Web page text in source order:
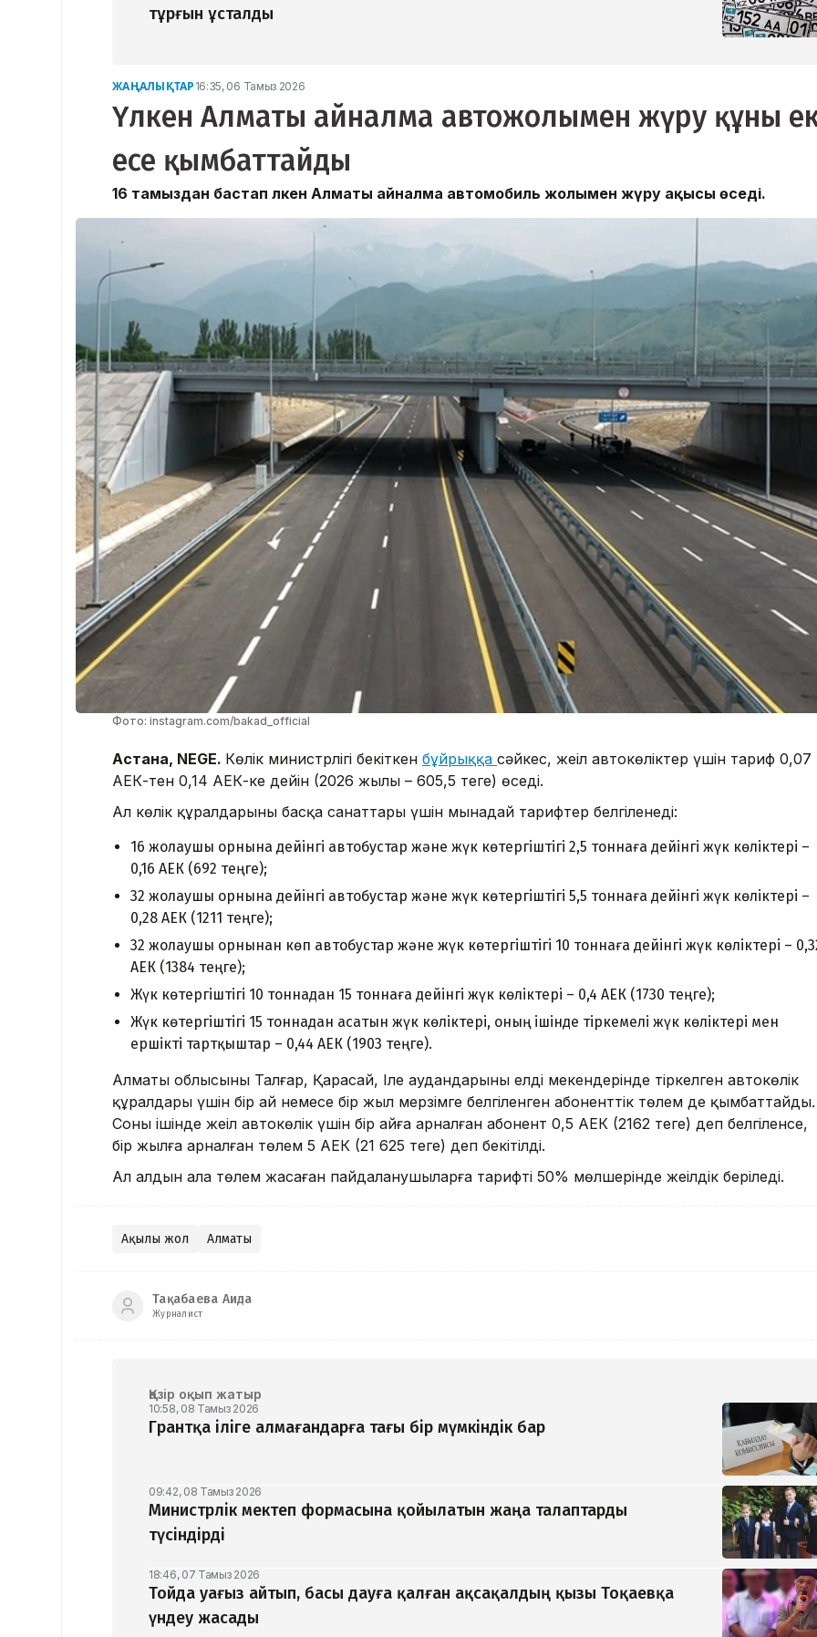
тұрғын ұсталды
ЖАҢАЛЫҚТАР 16:35, 06 Тамыз 2026
Үлкен Алматы айналма автожолымен жүру құны
есе қымбаттайды
16 тамыздан бастап Үлкен Алматы айналма автомобиль жолымен жүру ақысы өседі.
Фото: instagram.com/bakad_official
Астана, NEGE. Көлік министрлігі бекіткен бұйрыққа сәйкес, жеңіл автокөліктер үшін тариф 0,07
АЕК-тен 0,14 АЕК-ке дейін (2026 жылы – 605,5 теңге) өседі.
Ал көлік құралдарының басқа санаттары үшін мынадай тарифтер белгіленеді:
16 жолаушы орнына дейінгі автобустар және жүк көтергіштігі 2,5 тоннаға дейінгі жүк көліктері –
0,16 АЕК (692 теңге);
32 жолаушы орнына дейінгі автобустар және жүк көтергіштігі 5,5 тоннаға дейінгі жүк көліктері –
0,28 АЕК (1211 теңге);
32 жолаушы орнынан көп автобустар және жүк көтергіштігі 10 тоннаға дейінгі жүк көліктері –
АЕК (1384 теңге);
Жүк көтергіштігі 10 тоннадан 15 тоннаға дейінгі жүк көліктері – 0,4 АЕК (1730 теңге);
Жүк көтергіштігі 15 тоннадан асатын жүк көліктері, оның ішінде тіркемелі жүк көліктері мен
ершікті тартқыштар – 0,44 АЕК (1903 теңге).
Алматы облысының Талғар, Қарасай, Іле аудандарының елді мекендерінде тіркелген автокөлік
құралдары үшін бір ай немесе бір жыл мерзімге белгіленген абоненттік төлем де қымбаттайды.
Соның ішінде жеңіл автокөлік үшін бір айға арналған абонент 0,5 АЕК (2162 теңге) деп белгіленсе,
бір жылға арналған төлем 5 АЕК (21 625 теңге) деп бекітілді.
Ал алдын ала төлем жасаған пайдаланушыларға тарифтің 50% мөлшерінде жеңілдік беріледі.
Ақылы жол Алматы
Тақабаева Аида
Журналист
Қазір оқып жатыр
10:58, 08 Тамыз 2026
Грантқа іліге алмағандарға тағы бір мүмкіндік бар
09:42, 08 Тамыз 2026
Министрлік мектеп формасына қойылатын жаңа талаптарды
түсіндірді
18:46, 07 Тамыз 2026
Тойда уағыз айтып, басы дауға қалған ақсақалдың қызы Тоқаевқа
үндеу жасады